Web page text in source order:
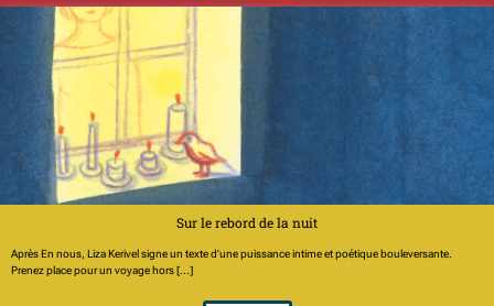
Sur le rebord de la nuit
Après En nous, Liza Kerivel signe un texte d’une puissance intime et poétique bouleversante.
Prenez place pour un voyage hors [...]